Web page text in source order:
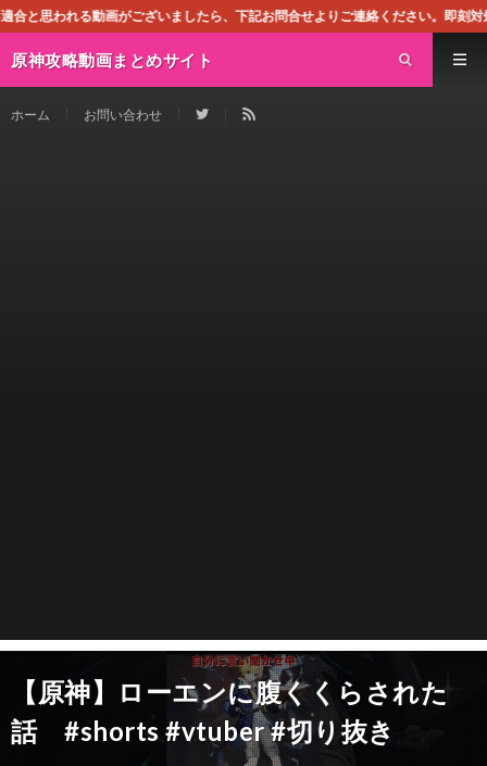
ざいましたら、下記お問合せよりご連絡ください。即刻対処させて頂きま
原神攻略動画まとめサイト
ホーム お問い合わせ
【原神】ローエンに腹くくらされた
話 #shorts #vtuber #切り抜き